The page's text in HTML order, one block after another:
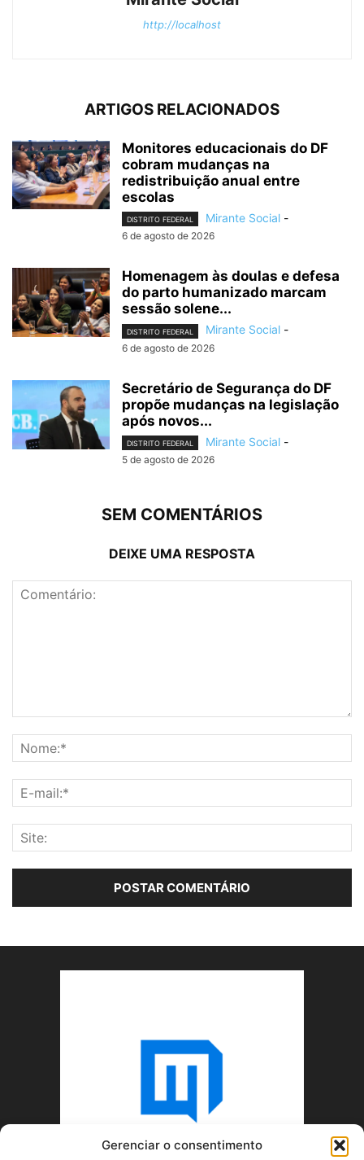
Gerenciar o consentimento
http://localhost
ARTIGOS RELACIONADOS
Monitores educacionais do DF
cobram mudanças na
redistribuição anual entre
escolas
DISTRITO FEDERAL Mirante Social -
6 de agosto de 2026
Homenagem às doulas e defesa
do parto humanizado marcam
sessão solene...
DISTRITO FEDERAL Mirante Social -
6 de agosto de 2026
Secretário de Segurança do DF
propõe mudanças na legislação
após novos...
DISTRITO FEDERAL Mirante Social -
5 de agosto de 2026
SEM COMENTÁRIOS
DEIXE UMA RESPOSTA